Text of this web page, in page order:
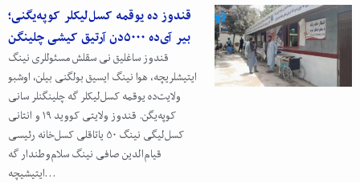
قندوز ده یوقمه کسل‌لیکلر کوپه‌یگنی؛
بیر آی‌ده ۵۰۰۰‌دن آرتیق کیشی چلینگن
قندوز ساغلیق نی سقلش مسئوللری نینگ
ایتیشلریچه، هوا نینگ ایسیق بولگنی بیلن، اوشبو
ولایت‌ده یوقمه کسل‌لیکلر گه چلینگنلر سانی
کوپه‌‌یگن. قندوز ولایتی کووید ۱۹ و انتانی
کسل‌لیگی نینگ ۵۰ یاتاقلی کسل‌خانه رئیسی
قیام‌الدین صافی نینگ سلام‌وطندار گه
ایتیشیچه…